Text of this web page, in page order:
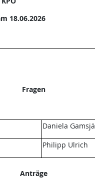
18.06.2026
Fragen
Daniela
Philipp Ulrich
Anträge